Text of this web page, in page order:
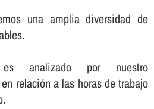
una amplia diversidad de
es analizado por nuestro
relación a las horas de trabajo